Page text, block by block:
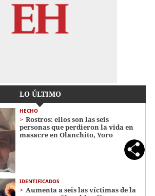
LO ÚLTIMO
HECHO
Rostros: ellos son las seis
personas que perdieron la vida en
masacre en Olanchito, Yoro
IDENTIFICADOS
Aumenta a seis las víctimas de la